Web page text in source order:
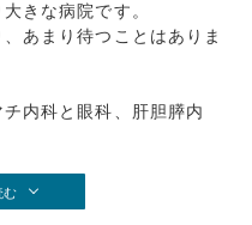
きな病院です。
あまり待つことはありま
内科と眼科、肝胆膵内
む